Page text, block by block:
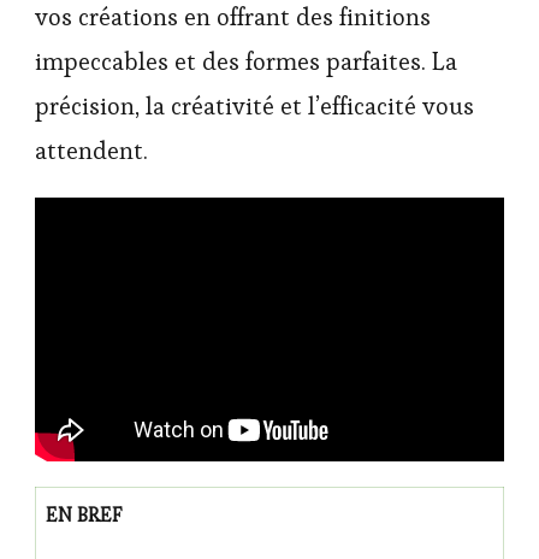
vos créations en offrant des finitions
impeccables et des formes parfaites. La
précision, la créativité et l’efficacité vous
attendent.
EN BREF